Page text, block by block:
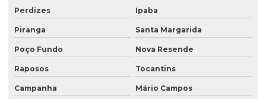
Perdizes Ipaba
Piranga Santa Margarida
Poço Fundo Nova Resende
Raposos Tocantins
Campanha Mário Campos